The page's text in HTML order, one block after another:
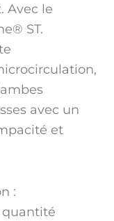
Avec le
ST.
avec un
et
:
quantité